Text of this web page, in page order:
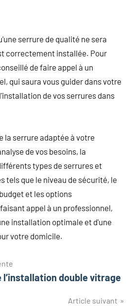
serrure de qualité ne sera
correctement installée. Pour
de faire appel à un
qui saura vous guider dans votre
de vos serrures dans
la serrure adaptée à votre
de vos besoins, la
types de serrures et
tels que le niveau de sécurité, le
et les options
appel à un professionnel,
installation optimale et d'une
votre domicile.
l’installation double vitrage
Article suivant